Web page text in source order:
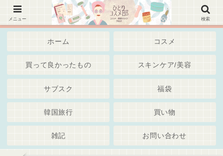
韓国コスメ、美容スキンケア・通販・Iherb・サブスク～綺麗でいたいアラサーアラフォー世代・
独身女子 ブログ
ホーム コスメ
買って良かったもの スキンケア/美容
サブスク 福袋
韓国旅行 買い物
雑記 お問い合わせ
メニュー 検索